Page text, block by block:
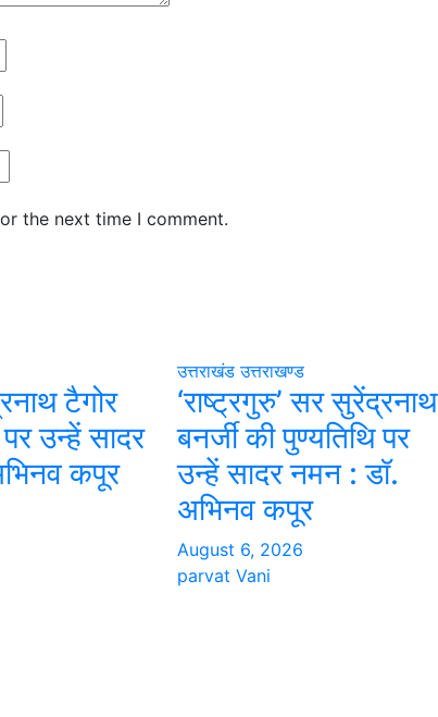
the next time I comment.
टैगोर
उन्हें सादर
कपूर
उत्तराखंड उत्तराखण्ड
‘राष्ट्रगुरु’ सर सुरेंद्रनाथ
बनर्जी की पुण्यतिथि पर
उन्हें सादर नमन : डॉ.
अभिनव कपूर
August 6, 2026
parvat Vani